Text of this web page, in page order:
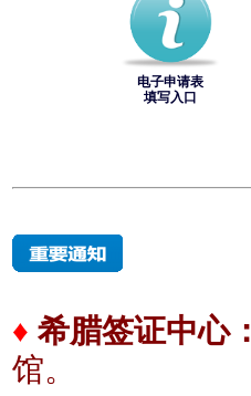
电子申请表
填写入口
♦ 希腊签证中心：
馆。